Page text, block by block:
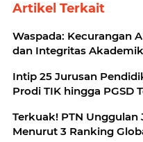
Artikel Terkait
Waspada: Kecurangan
dan Integritas Akademik
Intip 25 Jurusan
Prodi TIK hingga PGSD
Terkuak! PTN Unggulan
Menurut 3 Ranking